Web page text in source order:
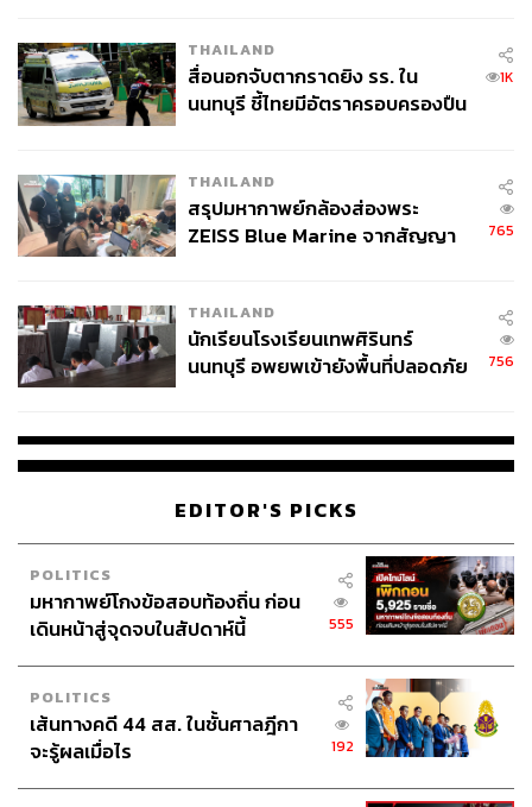
THAILAND
สื่อนอกจับตากราดยิง รร. ใน
นนทบุรี ชี้ไทยมีอัตราครอบครองปืน
1K
THAILAND
สรุปมหากาพย์กล้องส่องพระ
ZEISS Blue Marine จากสัญญา
จ่ายหนี้-แอบระบุแบรนด์
765
THAILAND
นักเรียนโรงเรียนเทพศิรินทร์
นนทบุรี อพยพเข้ายังพื้นที่ปลอดภัย
756
EDITOR'S PICKS
POLITICS
มหากาพย์โกงข้อสอบท้องถิ่น ก่อน
เดินหน้าสู่จุดจบในสัปดาห์นี้
555
POLITICS
เส้นทางคดี 44 สส. ในชั้นศาลฎีกา
จะรู้ผลเมื่อไร
192